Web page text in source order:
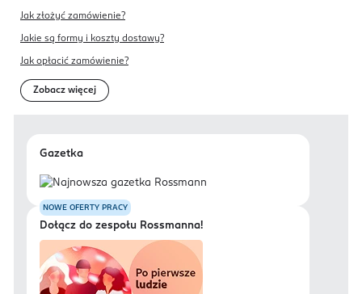
Jak złożyć zamówienie?
Jakie są formy i koszty dostawy?
Jak opłacić zamówienie?
Zobacz więcej
Gazetka
NOWE OFERTY PRACY
Dołącz do zespołu Rossmanna!